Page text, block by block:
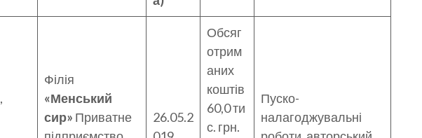
Філія
«Менський
сир» Приватне
26.05.2
Обсяг
отрим
аних
коштів
60,0 ти
с. грн.
Пуско-
налагоджувальні